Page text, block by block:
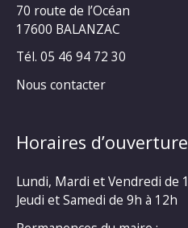
70 route de l’Océan
17600 BALANZAC
Tél. 05 46 94 72 30
Nous contacter
Horaires
Lundi, Mardi et Vendredi de
Jeudi et Samedi de 9h à 12h